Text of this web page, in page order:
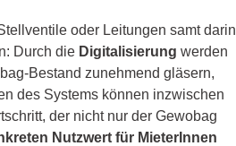
oder Leitungen samt darin
Durch die Digitalisierung werden
Bestand zunehmend gläsern,
des Systems können inzwischen
der nicht nur der Gewobag
Nutzwert für MieterInnen